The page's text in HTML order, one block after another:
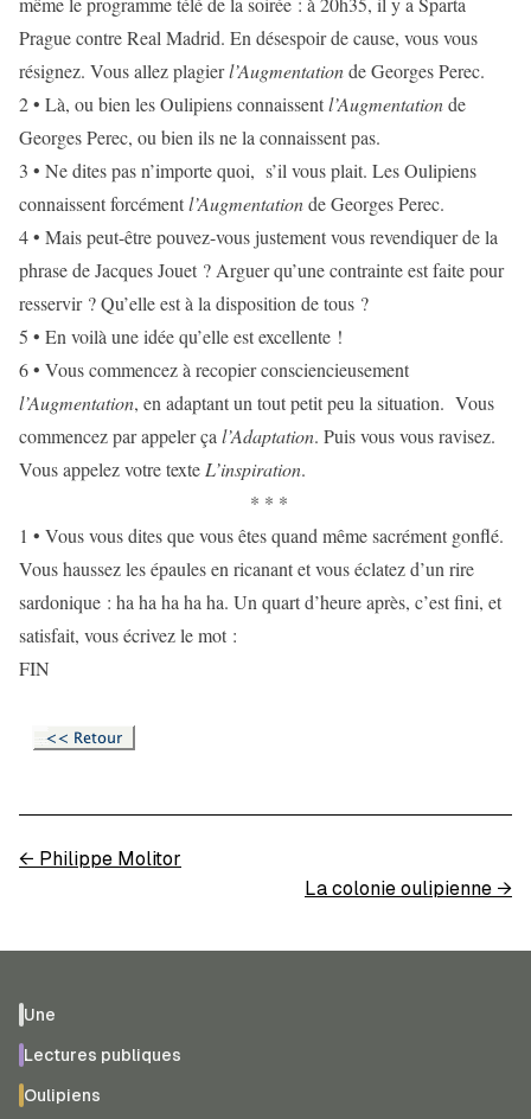
Prague contre Real Madrid. En désespoir de cause, vous vous
résignez. Vous allez plagierl’Augmentationde Georges Perec.
2 • Là, ou bien les Oulipiens connaissentl’Augmentationde
Georges Perec, ou bien ils ne la connaissent pas.
3 • Ne dites pas n’importe quoi, s’il vous plait. Les Oulipiens
connaissent forcémentl’Augmentationde Georges Perec.
4 • Mais peut-être pouvez-vous justement vous revendiquer de la
phrase de Jacques Jouet ? Arguer qu’une contrainte est faite pour
resservir ? Qu’elle est à la disposition de tous ?
5 • En voilà une idée qu’elle est excellente !
6 • Vous commencez à recopier consciencieusement
l’Augmentation, en adaptant un tout petit peu la situation. Vous
commencez par appeler ça l’Adaptation. Puis vous vous ravisez.
Vous appelez votre texte L’inspiration.
* * *
1 • Vous vous dites que vous êtes quand même sacrément gonflé.
Vous haussez les épaules en ricanant et vous éclatez d’un rire
sardonique : ha ha ha ha ha. Un quart d’heure après, c’est fini, et
satisfait, vous écrivez le mot :
FIN
← Philippe Molitor
La colonie oulipienne →
Une
Lectures publiques
Oulipiens